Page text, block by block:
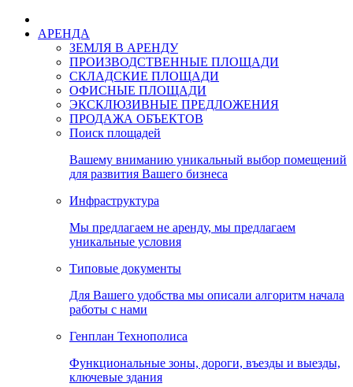
АРЕНДА
ЗЕМЛЯ В АРЕНДУ
ПРОИЗВОДСТВЕННЫЕ ПЛОЩАДИ
СКЛАДСКИЕ ПЛОЩАДИ
ОФИСНЫЕ ПЛОЩАДИ
ЭКСКЛЮЗИВНЫЕ ПРЕДЛОЖЕНИЯ
ПРОДАЖА ОБЪЕКТОВ
Поиск площадей
Вашему вниманию уникальный выбор помещений
для развития Вашего бизнеса
Инфраструктура
Мы предлагаем не аренду, мы предлагаем
уникальные условия
Типовые документы
Для Вашего удобства мы описали алгоритм начала
работы с нами
Генплан Технополиса
Функциональные зоны, дороги, въезды и выезды,
ключевые здания